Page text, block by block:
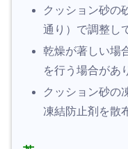
クッション砂の
通り）で調整し
乾燥が著しい場
を行う場合があ
クッション砂の
凍結防止剤を散